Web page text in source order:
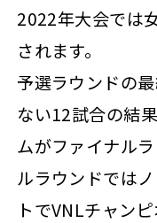
2022年大会では
されます。
予選ラウンドの
ない12試合の結
ムがファイナル
ルラウンドでは
トでVNLチャン